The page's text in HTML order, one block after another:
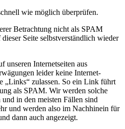
wie möglich überprüfen.
Betrachtung nicht als SPAM
Seite selbstverständlich wieder
unseren Internetseiten aus
leider keine Internet-
„Links“ zulassen. So ein Link führt
als SPAM. Wir werden solche
in den meisten Fällen sind
und werden also im Nachhinein für
dann auch angezeigt.